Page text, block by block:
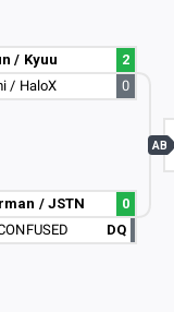
/ Kyuu
2
/ HaloX
0
/ JSTN
0
DQ
AB